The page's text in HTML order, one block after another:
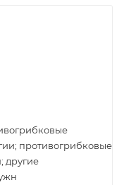
противогрибковые
другие